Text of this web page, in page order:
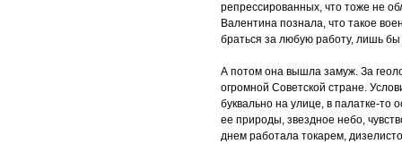
репрессированных, что тоже не
Валентина познала, что такое
браться за любую работу, лишь
А потом она вышла замуж. За
огромной Советской стране.
буквально на улице, в палатке-то
ее природы, звездное небо,
днем работала токарем,